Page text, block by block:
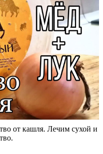
от кашля. Лечим сухой и